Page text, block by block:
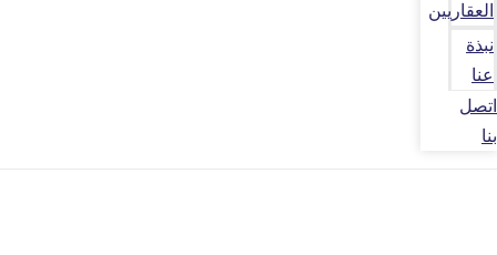
العقاريين
نبذة
عنا
اتصل
بنا